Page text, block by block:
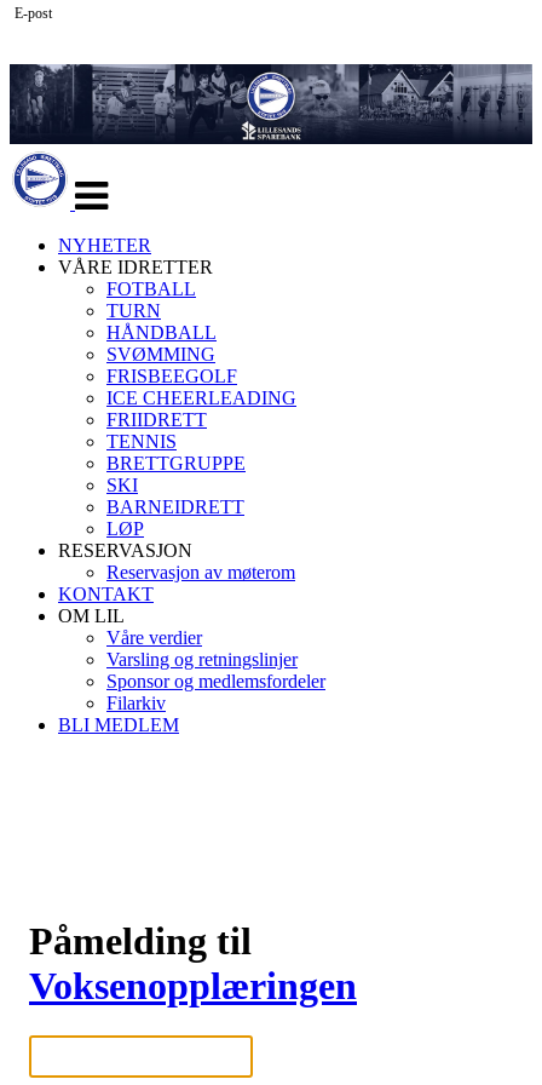
navigasjon
NYHETER
VÅRE IDRETTER
FOTBALL
TURN
HÅNDBALL
SVØMMING
FRISBEEGOLF
ICE CHEERLEADING
FRIIDRETT
TENNIS
BRETTGRUPPE
SKI
BARNEIDRETT
LØP
RESERVASJON
Reservasjon av møterom
KONTAKT
OM LIL
Våre verdier
Varsling og retningslinjer
Sponsor og medlemsfordeler
Filarkiv
BLI MEDLEM
Påmelding til
Voksenopplæringen
E-post